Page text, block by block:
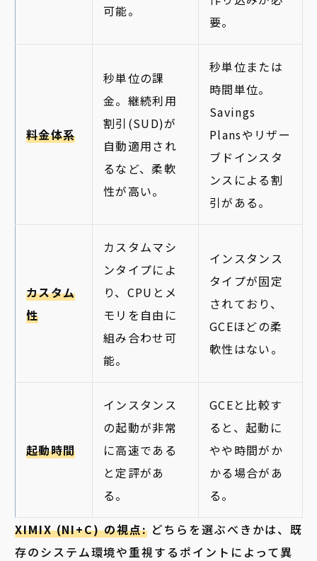
可能。
要。
料金体系
秒単位の課
金。継続利用
割引(SUD)が
自動適用され
るなど、柔軟
性が高い。
秒単位または
時間単位。
Savings
Plansやリザー
ブドインスタ
ンスによる割
引がある。
カスタム
性
カスタムマシ
ンタイプによ
り、CPUとメ
モリを自由に
組み合わせ可
能。
インスタンス
タイプが固定
されており、
GCEほどの柔
軟性はない。
起動時間
インスタンス
の起動が非常
に高速である
と定評があ
る。
GCEと比較す
ると、起動に
やや時間がか
かる場合があ
る。
XIMIX (NI+C) の視点:どちらを選ぶべきかは、既
存のシステム環境や重視するポイントによって異